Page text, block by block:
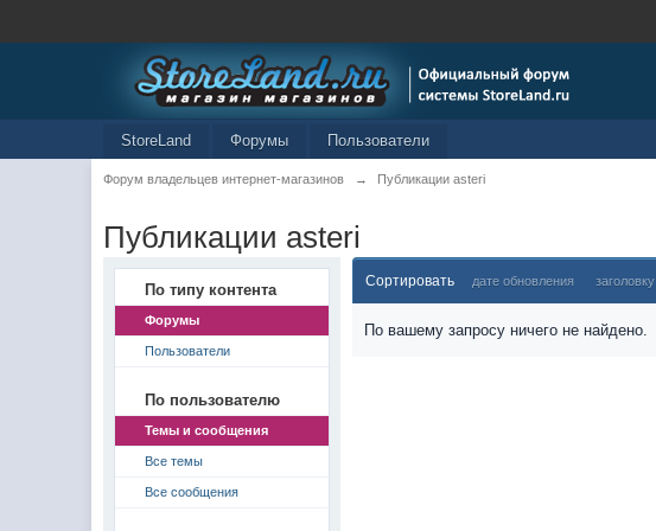
StoreLand Форумы Пользователи
Форум владельцев интернет-магазинов → Публикации asteri
Публикации asteri
По типу контента
Форумы
Пользователи
По пользователю
Темы и сообщения
Все темы
Все сообщения
Сортировать дате обновления заголовку
По вашему запросу ничего не найдено.